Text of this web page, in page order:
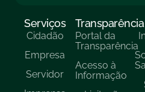
Serviços
Cidadão
Empresa
Servidor
Transparência
Portal da
Transparência
Acesso à
Informação